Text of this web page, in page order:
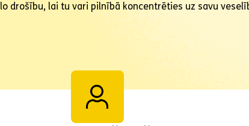
drošību, lai tu vari pilnībā koncentrēties uz savu